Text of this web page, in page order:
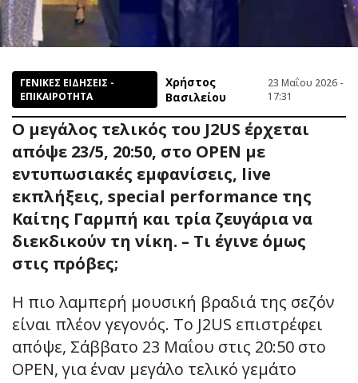
ΓΕΝΙΚΕΣ ΕΙΔΗΣΕΙΣ -
ΕΠΙΚΑΙΡΟΤΗΤΑ
Χρήστος
Βασιλείου
23 Μαΐου 2026 -
17:31
Ο μεγάλος τελικός του J2US έρχεται
απόψε 23/5, 20:50, στο OPEN με
εντυπωσιακές εμφανίσεις, live
εκπλήξεις, special performance της
Καίτης Γαρμπή και τρία ζευγάρια να
διεκδικούν τη νίκη. – Τι έγινε όμως
στις πρόβες;
Η πιο λαμπερή μουσική βραδιά της σεζόν
είναι πλέον γεγονός. Το J2US επιστρέφει
απόψε, Σάββατο 23 Μαΐου στις 20:50 στο
OPEN, για έναν μεγάλο τελικό γεμάτο